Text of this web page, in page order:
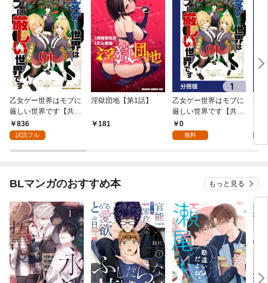
乙女ゲー世界はモブに
厳しい世界です【共和
国編】 ０１
836
試読フル
淫獄団地【第1話】
181
乙女ゲー世界はモブに
厳しい世界です【共和
国編】【分冊版】 1
0
無料
私
を
版
BLマンガのおすすめ本 もっと見る